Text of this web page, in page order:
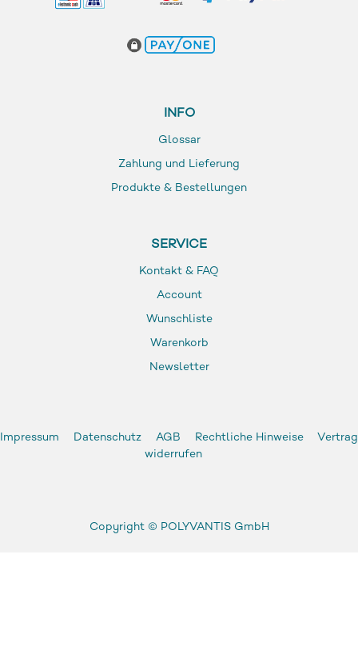
INFO
Glossar
Zahlung und Lieferung
Produkte & Bestellungen
SERVICE
Kontakt & FAQ
Account
Wunschliste
Warenkorb
Newsletter
Impressum Datenschutz AGB Rechtliche Hinweise
Vertrag
widerrufen
Copyright © POLYVANTIS GmbH